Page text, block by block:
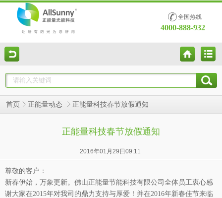
全国热线
4000-888-932
首页 正能量动态 正能量科技春节放假通知
正能量科技春节放假通知
2016年01月29日09:11
尊敬的客户：
新春伊始，万象更新。佛山正能量节能科技有限公司全体员工衷心感
谢大家在2015年对我司的鼎力支持与厚爱！并在2016年新春佳节来临